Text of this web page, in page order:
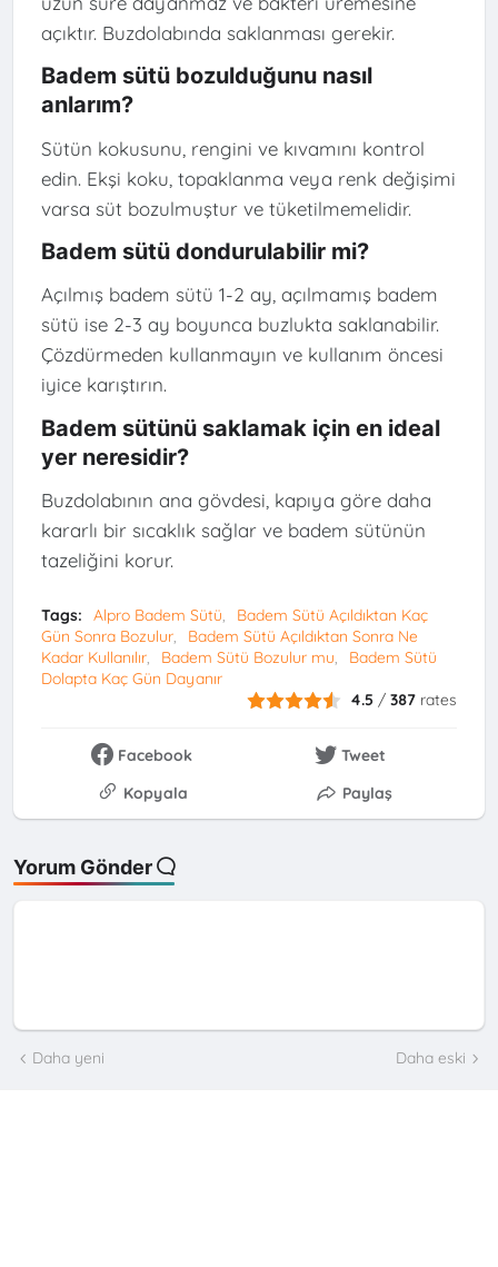
açıktır. Buzdolabında saklanması gerekir.
Badem sütü bozulduğunu nasıl
anlarım?
Sütün kokusunu, rengini ve kıvamını kontrol
edin. Ekşi koku, topaklanma veya renk değişimi
varsa süt bozulmuştur ve tüketilmemelidir.
Badem sütü dondurulabilir mi?
Açılmış badem sütü 1-2 ay, açılmamış badem
sütü ise 2-3 ay boyunca buzlukta saklanabilir.
Çözdürmeden kullanmayın ve kullanım öncesi
iyice karıştırın.
Badem sütünü saklamak için en ideal
yer neresidir?
Buzdolabının ana gövdesi, kapıya göre daha
kararlı bir sıcaklık sağlar ve badem sütünün
tazeliğini korur.
Tags: Alpro Badem Sütü
Badem Sütü Açıldıktan Kaç
Gün Sonra Bozulur
Badem Sütü Açıldıktan Sonra Ne
Kadar Kullanılır
Badem Sütü Bozulur mu
Badem Sütü
Dolapta Kaç Gün Dayanır
4.5 /387 rates
Facebook
Tweet
Kopyala
Paylaş
Yorum Gönder
Daha yeni Daha eski